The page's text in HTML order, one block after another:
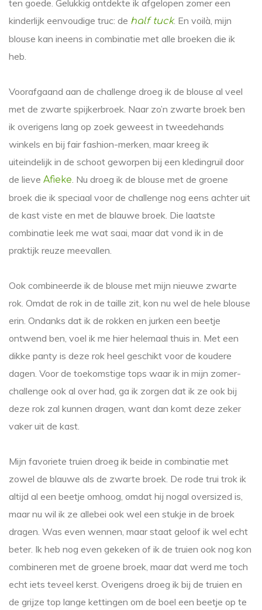
ten goede. Gelukkig ontdekte ik afgelopen zomer een
kinderlijk eenvoudige truc: de half tuck. En voilà, mijn
blouse kan ineens in combinatie met alle broeken die ik
heb.
Voorafgaand aan de challenge droeg ik de blouse al veel
met de zwarte spijkerbroek. Naar zo’n zwarte broek ben
ik overigens lang op zoek geweest in tweedehands
winkels en bij fair fashion-merken, maar kreeg ik
uiteindelijk in de schoot geworpen bij een kledingruil door
de lieve Afieke. Nu droeg ik de blouse met de groene
broek die ik speciaal voor de challenge nog eens achter uit
de kast viste en met de blauwe broek. Die laatste
combinatie leek me wat saai, maar dat vond ik in de
praktijk reuze meevallen.
Ook combineerde ik de blouse met mijn nieuwe zwarte
rok. Omdat de rok in de taille zit, kon nu wel de hele blouse
erin. Ondanks dat ik de rokken en jurken een beetje
ontwend ben, voel ik me hier helemaal thuis in. Met een
dikke panty is deze rok heel geschikt voor de koudere
dagen. Voor de toekomstige tops waar ik in mijn zomer-
challenge ook al over had, ga ik zorgen dat ik ze ook bij
deze rok zal kunnen dragen, want dan komt deze zeker
vaker uit de kast.
Mijn favoriete truien droeg ik beide in combinatie met
zowel de blauwe als de zwarte broek. De rode trui trok ik
altijd al een beetje omhoog, omdat hij nogal oversized is,
maar nu wil ik ze allebei ook wel een stukje in de broek
dragen. Was even wennen, maar staat geloof ik wel echt
beter. Ik heb nog even gekeken of ik de truien ook nog kon
combineren met de groene broek, maar dat werd me toch
echt iets teveel kerst. Overigens droeg ik bij de truien en
de grijze top lange kettingen om de boel een beetje op te